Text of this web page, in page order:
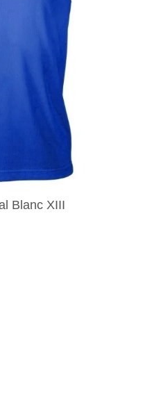
Blanc XIII